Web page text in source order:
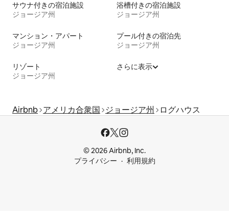
サウナ付きの宿泊施設
ジョージア州
浴槽付きの宿泊施設
ジョージア州
マンション・アパート
ジョージア州
プール付きの宿泊先
ジョージア州
リゾート
ジョージア州
さらに表示
Airbnb アメリカ合衆国 ジョージア州 ログハウス
© 2026 Airbnb, Inc.
プライバシー
利用規約